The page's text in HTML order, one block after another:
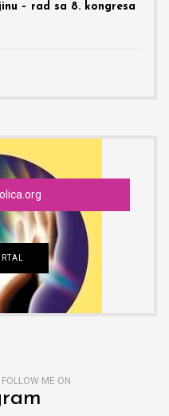
– rad sa 8. kongresa
ME ON